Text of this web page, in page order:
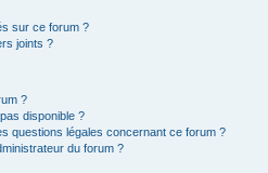
sur ce forum ?
joints ?
?
disponible ?
questions légales concernant ce forum ?
du forum ?